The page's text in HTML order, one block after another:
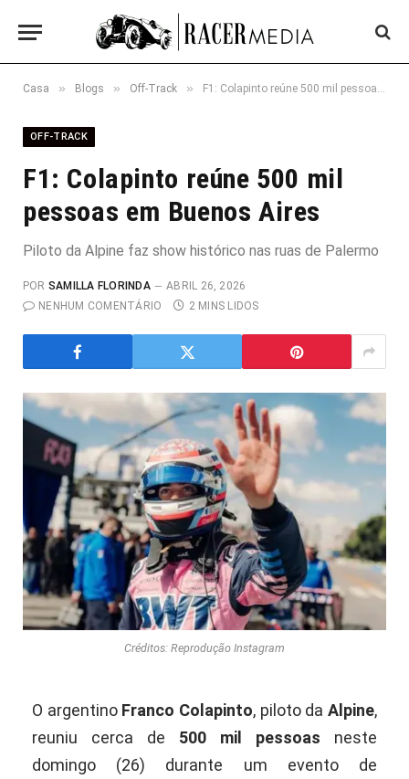
Casa » Blogs » Off-Track » F1: Colapinto reúne 500 mil pessoas em Buenos Aires
OFF-TRACK
F1: Colapinto reúne 500 mil
pessoas em Buenos Aires
Piloto da Alpine faz show histórico nas ruas de Palermo
POR SAMILLA FLORINDA
ABRIL 26, 2026
NENHUM COMENTÁRIO
2 MINS LIDOS
Créditos: Reprodução Instagram
O argentino Franco Colapinto, piloto daAlpine,
reuniu cerca de 500 mil pessoas neste
domingo (26) durante um evento de